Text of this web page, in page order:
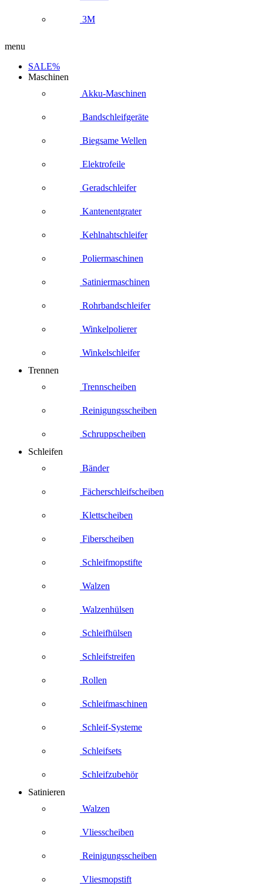
3M
menu
SALE%
Maschinen
Akku-Maschinen
Bandschleifgeräte
Biegsame Wellen
Elektrofeile
Geradschleifer
Kantenentgrater
Kehlnahtschleifer
Poliermaschinen
Satiniermaschinen
Rohrbandschleifer
Winkelpolierer
Winkelschleifer
Trennen
Trennscheiben
Reinigungsscheiben
Schruppscheiben
Schleifen
Bänder
Fächerschleifscheiben
Klettscheiben
Fiberscheiben
Schleifmopstifte
Walzen
Walzenhülsen
Schleifhülsen
Schleifstreifen
Rollen
Schleifmaschinen
Schleif-Systeme
Schleifsets
Schleifzubehör
Satinieren
Walzen
Vliesscheiben
Reinigungsscheiben
Vliesmopstift